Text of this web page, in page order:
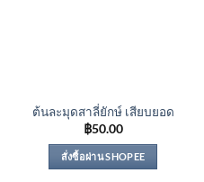
ต้นละมุดสาลี่ยักษ์ เสียบยอด
฿50.00
สั่งซื้อผ่าน SHOPEE